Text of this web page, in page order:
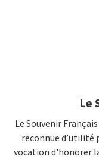
Le
Le Souvenir
reconnue d’utilité
vocation d'honorer